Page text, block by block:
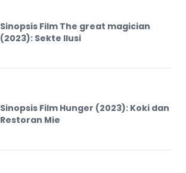
Sinopsis Film The great magician
(2023): Sekte Ilusi
Sinopsis Film Hunger (2023): Koki dan
Restoran Mie